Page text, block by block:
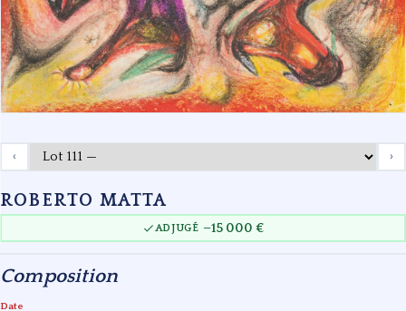
‹ ›
ROBERTO MATTA
ADJUGÉ —15 000 €
Composition
Date